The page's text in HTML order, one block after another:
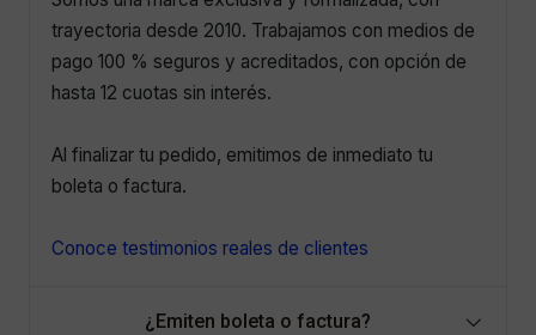
trayectoria desde 2010. Trabajamos con medios de
pago 100 % seguros y acreditados, con opción de
hasta 12 cuotas sin interés.
Al finalizar tu pedido, emitimos de inmediato tu
boleta o factura.
Conoce testimonios reales de clientes
¿Emiten boleta o factura?